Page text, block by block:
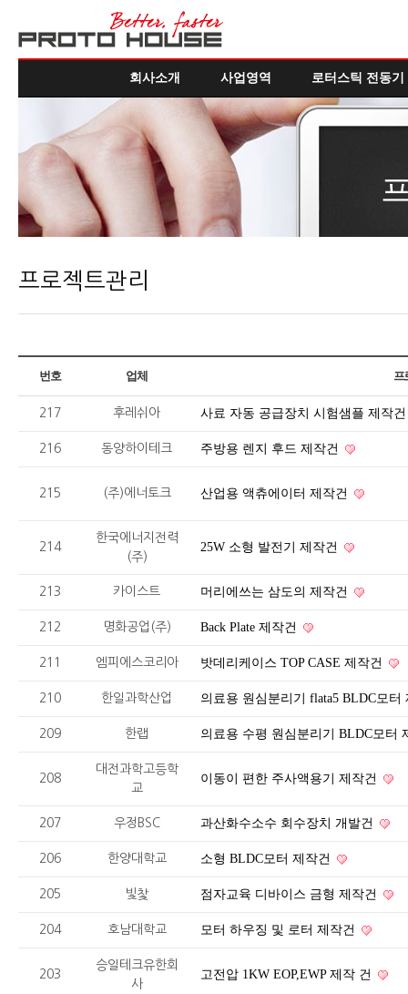
회사소개 사업영역 로터스틱 전동기
프로젝트관리
번호 업체 프
217 후레쉬아 사료 자동 공급장치 시험샘플 제작
216 동양하이테크 주방용 렌지 후드 제작건
215 (주)에너토크 산업용 액츄에이터 제작건
214
한국에너지전력
(주)
25W 소형 발전기 제작건
213 카이스트 머리에쓰는 삼도의 제작건
212 명화공업(주) Back Plate 제작건
211 엠피에스코리아 밧데리케이스 TOP CASE 제작건
210 한일과학산업 의료용 원심분리기 flata5 BLDC모
209 한랩 의료용 수평 원심분리기 BLDC모터
208
대전과학고등학
교
이동이 편한 주사액용기 제작건
207 우정BSC 과산화수소수 회수장치 개발건
206 한양대학교 소형 BLDC모터 제작건
205 빛찿 점자교육 디바이스 금형 제작건
204 호남대학교 모터 하우징 및 로터 제작건
203
승일테크유한회
사
고전압 1KW EOP,EWP 제작 건